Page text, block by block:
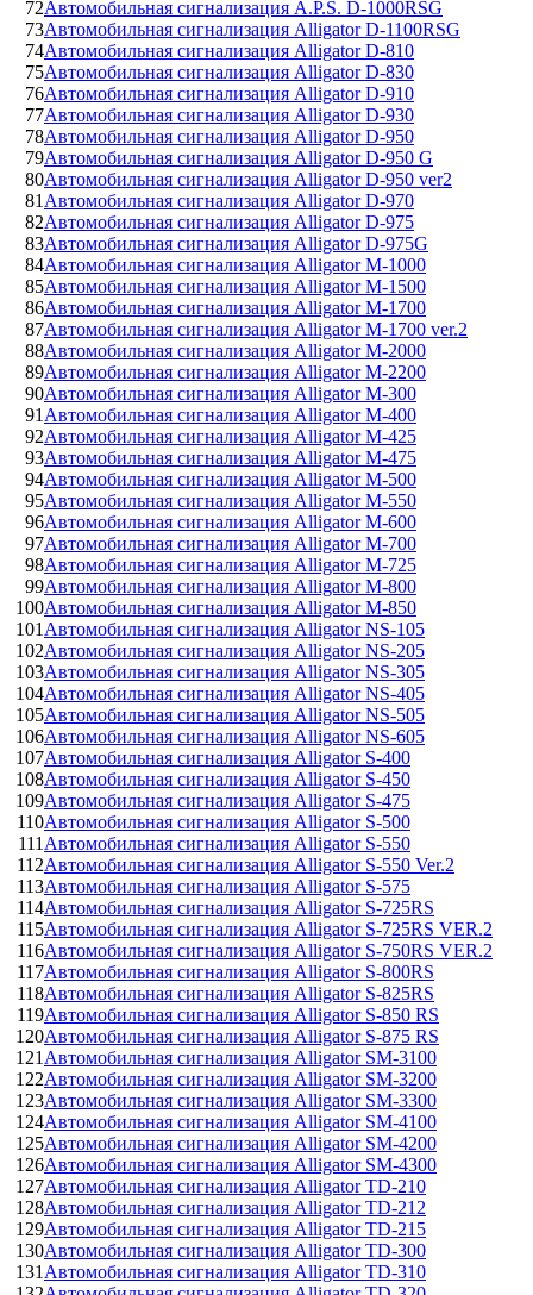
72Автомобильная сигнализация A.P.S. D-1000RSG
73Автомобильная сигнализация Alligator D-1100RSG
74Автомобильная сигнализация Alligator D-810
75Автомобильная сигнализация Alligator D-830
76Автомобильная сигнализация Alligator D-910
77Автомобильная сигнализация Alligator D-930
78Автомобильная сигнализация Alligator D-950
79Автомобильная сигнализация Alligator D-950 G
80Автомобильная сигнализация Alligator D-950 ver2
81 Автомобильная сигнализация Alligator D-970
82Автомобильная сигнализация Alligator D-975
83Автомобильная сигнализация Alligator D-975G
84Автомобильная сигнализация Alligator M-1000
85Автомобильная сигнализация Alligator M-1500
86Автомобильная сигнализация Alligator M-1700
87Автомобильная сигнализация Alligator M-1700 ver.2
88Автомобильная сигнализация Alligator M-2000
89Автомобильная сигнализация Alligator M-2200
90Автомобильная сигнализация Alligator M-300
91 Автомобильная сигнализация Alligator M-400
92Автомобильная сигнализация Alligator M-425
93Автомобильная сигнализация Alligator M-475
94Автомобильная сигнализация Alligator M-500
95Автомобильная сигнализация Alligator M-550
96Автомобильная сигнализация Alligator M-600
97Автомобильная сигнализация Alligator M-700
98Автомобильная сигнализация Alligator M-725
99Автомобильная сигнализация Alligator M-800
100Автомобильная сигнализация Alligator M-850
101 Автомобильная сигнализация Alligator NS-105
102Автомобильная сигнализация Alligator NS-205
103Автомобильная сигнализация Alligator NS-305
104Автомобильная сигнализация Alligator NS-405
105Автомобильная сигнализация Alligator NS-505
106Автомобильная сигнализация Alligator NS-605
107Автомобильная сигнализация Alligator S-400
108Автомобильная сигнализация Alligator S-450
109Автомобильная сигнализация Alligator S-475
110Автомобильная сигнализация Alligator S-500
111 Автомобильная сигнализация Alligator S-550
112Автомобильная сигнализация Alligator S-550 Ver.2
113Автомобильная сигнализация Alligator S-575
114Автомобильная сигнализация Alligator S-725RS
115Автомобильная сигнализация Alligator S-725RS VER.2
116Автомобильная сигнализация Alligator S-750RS VER.2
117Автомобильная сигнализация Alligator S-800RS
118Автомобильная сигнализация Alligator S-825RS
119Автомобильная сигнализация Alligator S-850 RS
120Автомобильная сигнализация Alligator S-875 RS
121 Автомобильная сигнализация Alligator SM-3100
122Автомобильная сигнализация Alligator SM-3200
123Автомобильная сигнализация Alligator SM-3300
124Автомобильная сигнализация Alligator SM-4100
125Автомобильная сигнализация Alligator SM-4200
126Автомобильная сигнализация Alligator SM-4300
127Автомобильная сигнализация Alligator TD-210
128Автомобильная сигнализация Alligator TD-212
129Автомобильная сигнализация Alligator TD-215
130Автомобильная сигнализация Alligator TD-300
131 Автомобильная сигнализация Alligator TD-310